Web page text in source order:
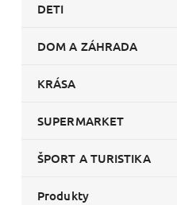
DETI
DOM A ZÁHRADA
KRÁSA
SUPERMARKET
ŠPORT A TURISTIKA
Produkty